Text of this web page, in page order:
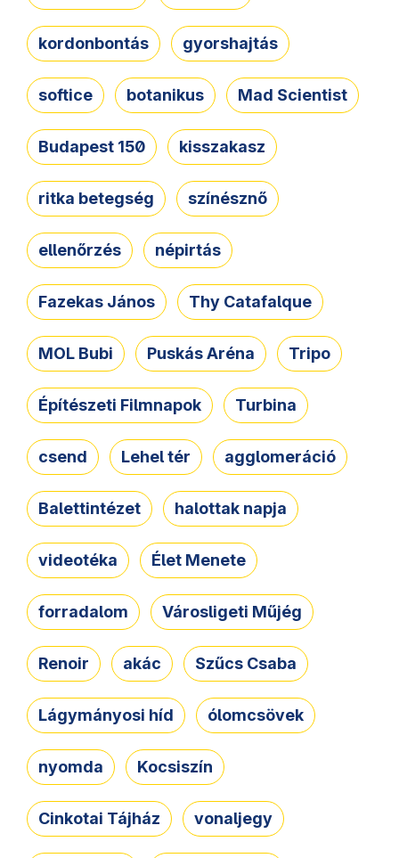
kordonbontás gyorshajtás
softice botanikus Mad Scientist
Budapest 150 kisszakasz
ritka betegség színésznő
ellenőrzés népirtás
Fazekas János Thy Catafalque
MOL Bubi Puskás Aréna Tripo
Építészeti Filmnapok Turbina
csend Lehel tér agglomeráció
Balettintézet halottak napja
videotéka Élet Menete
forradalom Városligeti Műjég
Renoir akác Szűcs Csaba
Lágymányosi híd ólomcsövek
nyomda Kocsiszín
Cinkotai Tájház vonaljegy